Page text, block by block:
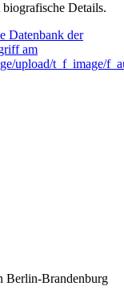
Details.
Datenbank der
am
upload/t_f_image/
Berlin-Brandenburg